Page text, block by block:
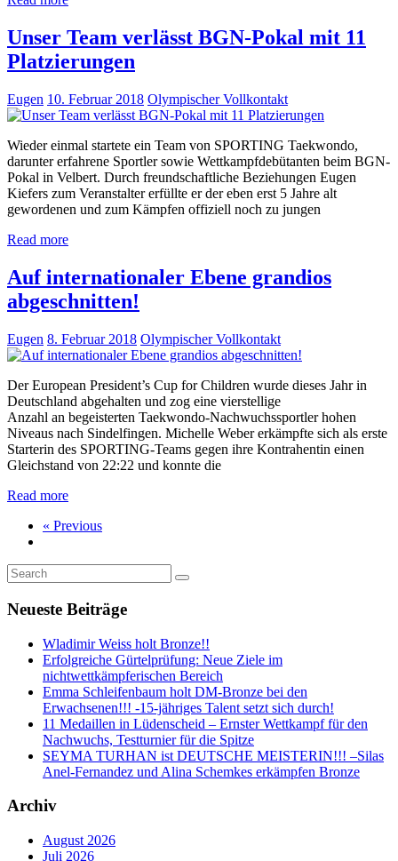
Unser Team verlässt BGN-Pokal mit 11
Platzierungen
Eugen 10. Februar 2018 Olympischer Vollkontakt
Wieder einmal startete ein Team von SPORTING Taekwondo,
darunter erfahrene Sportler sowie Wettkampfdebütanten beim BGN-
Pokal in Velbert. Durch freundschaftliche Beziehungen Eugen
Kiefers zum Veranstalter erfüllte er der eben erst 5 Jahre alt
gewordenen und zum Kämpfen offiziell noch zu jungen
Read more
Auf internationaler Ebene grandios
abgeschnitten!
Eugen 8. Februar 2018 Olympischer Vollkontakt
Der European President’s Cup for Children wurde dieses Jahr in
Deutschland abgehalten und zog eine vierstellige
Anzahl an begeisterten Taekwondo-Nachwuchssportler hohen
Niveaus nach Sindelfingen. Michelle Weber erkämpfte sich als erste
Starterin des SPORTING-Teams gegen ihre Kontrahentin einen
Gleichstand von 22:22 und konnte die
Read more
« Previous
Neueste Beiträge
Wladimir Weiss holt Bronze!!
Erfolgreiche Gürtelprüfung: Neue Ziele im
nichtwettkämpferischen Bereich
Emma Schleifenbaum holt DM-Bronze bei den
Erwachsenen!!! -15-jähriges Talent setzt sich durch!
11 Medaillen in Lüdenscheid – Ernster Wettkampf für den
Nachwuchs, Testturnier für die Spitze
SEYMA TURHAN ist DEUTSCHE MEISTERIN!!! –Silas
Anel-Fernandez und Alina Schemkes erkämpfen Bronze
Archiv
August 2026
Juli 2026